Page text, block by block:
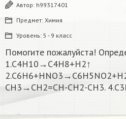
Автор: h99317401
Предмет: Химия
Уровень: 5 - 9 класс
Помогите пожалуйста!
1.C4H10→C4H8+H2↑
CH3→CH2=CH-CH2-CH3.